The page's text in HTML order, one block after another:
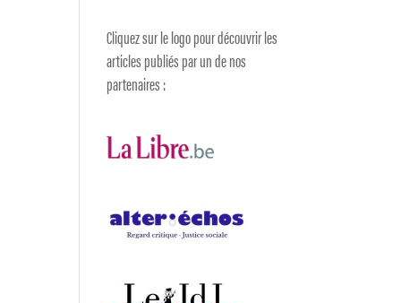
Cliquez sur le logo pour découvrir les
articles publiés par un de nos
partenaires :